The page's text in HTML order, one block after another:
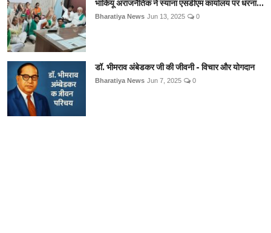
भाकियू अराजनैतिक ने स्याना एसडीएम कार्यालय पर धरना...
Bharatiya News Jun 13, 2025 0
डॉ. भीमराव अंबेडकर जी की जीवनी - विचार और योगदान
Bharatiya News Jun 7, 2025 0